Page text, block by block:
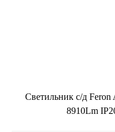
Светильник с/д
8910Lm